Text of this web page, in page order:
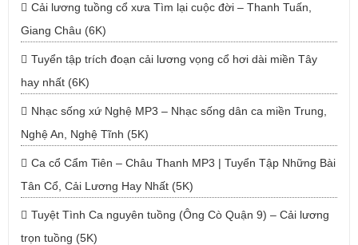
Cải lương tuồng cổ xưa Tìm lại cuộc đời – Thanh Tuấn,
Giang Châu (6K)
Tuyển tập trích đoạn cải lương vọng cổ hơi dài miền Tây
hay nhất (6K)
Nhạc sống xứ Nghệ MP3 – Nhạc sống dân ca miền Trung,
Nghệ An, Nghệ Tĩnh (5K)
Ca cổ Cẩm Tiên – Châu Thanh MP3 | Tuyển Tập Những Bài
Tân Cổ, Cải Lương Hay Nhất (5K)
Tuyệt Tình Ca nguyên tuồng (Ông Cò Quận 9) – Cải lương
trọn tuồng (5K)